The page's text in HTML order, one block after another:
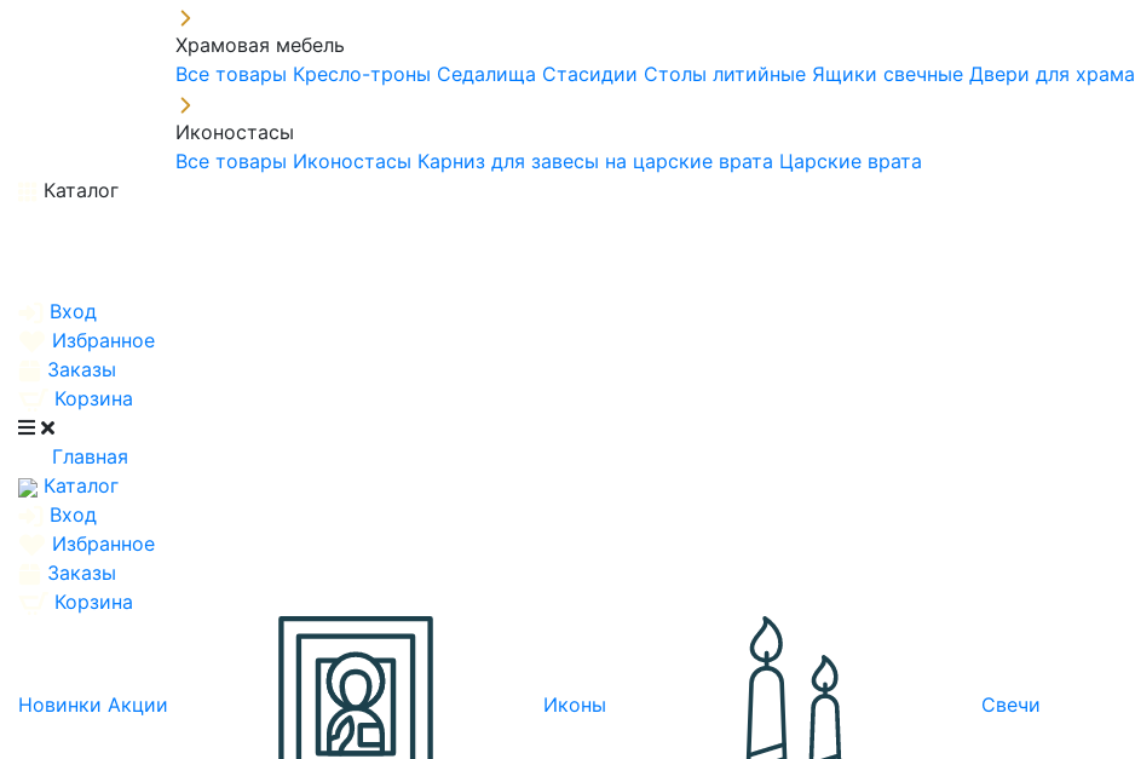
Храмовая мебель
Все товары Кресло-троны Седалища Стасидии Столы литийные Ящики свечныеДвери для храма
Иконостасы
Все товары Иконостасы Карниз для завесы на царские врата Царские врата
Каталог
Вход
Избранное
Заказы
Корзина
Главная
Каталог
Вход
Избранное
Заказы
Корзина
Новинки Акции Иконы Свечи